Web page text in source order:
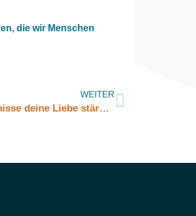
die wir Menschen
WEITER
Wie erfüllte Bedürfnisse deine Liebe stärken können